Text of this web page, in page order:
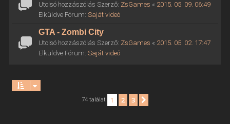
Utolsó hozzászólás Szerző: ZsGames « 2015. 05. 09. 06:49
Elküldve Fórum: Saját videó
GTA - Zombi City
Utolsó hozzászólás Szerző: ZsGames « 2015. 05. 02. 17:47
Elküldve Fórum: Saját videó
74 találat 1 2 3